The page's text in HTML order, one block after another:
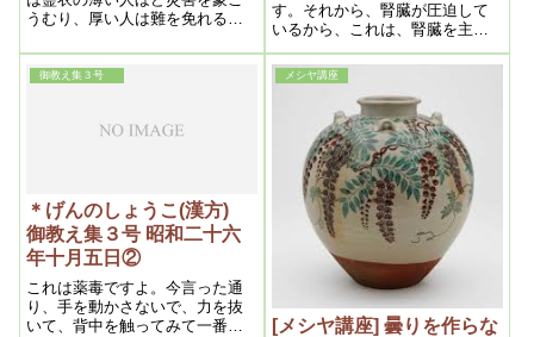
うむり、厚い人は難を免れるの
が衝突する場合、電車自動車の
霊は、霊衣の薄い人には当る
は、撥はね飛ばされて疵きず一
す。それから、腎臓が圧迫して
いるから、これは、腎臓を主
に、背中の痛い処、そこをやれ
ば、きっと治ります。痛んで来
れば結構ですよ。浄化が起こっ
たんだからね。相当痛むでしょ
うが、よくそれを言い聞かせ
て、痛むと言う事は、治る作用
だと言う事を納得させる様に説
明してやって、
御教え集３号
＊げんのしょうこ(漢方)
御教え集３号 昭和二十六
年十月五日②
これは薬毒ですよ。今言った通
り、手を動かさないで、力を抜
いて、背中を触ってみて一番固
メシヤ講座
[メシヤ講座] 曇りを作らな